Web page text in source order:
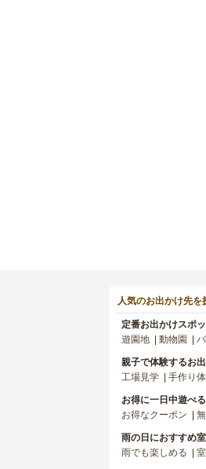
人気のお出かけ先を
定番お出かけスポ
遊園地
動物園
親子で体験するお
工場見学
手作り
お得に一日中遊べ
お得なクーポン
雨の日におすすめ
雨でも楽しめる